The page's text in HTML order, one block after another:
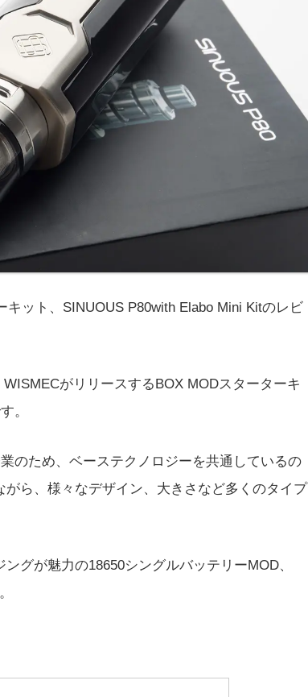
ット、SINUOUS P80with Elabo Mini Kitのレビ
がリリースするBOX MODスターターキ
。
のため、ベーステクノロジーを共通しているの
ら、様々なデザイン、大きさなど多くのタイプ
グが魅力の18650シングルバッテリーMOD、